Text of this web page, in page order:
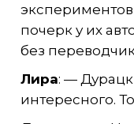
экспериментов
почерк у их
без
Лира: —
интересного.